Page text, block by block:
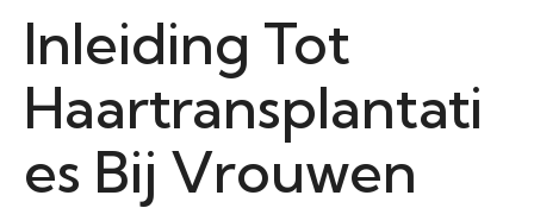
Inleiding Tot
Haartransplantati
es Bij Vrouwen